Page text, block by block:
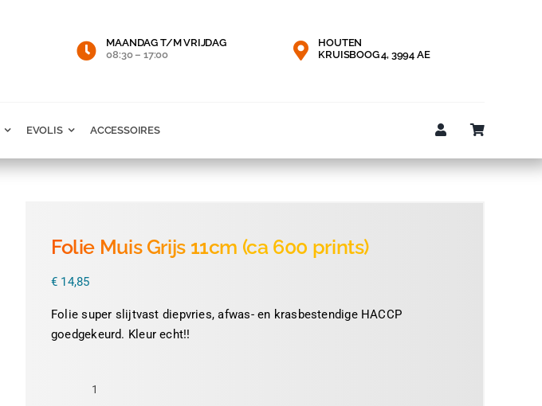
MAANDAG T/M VRIJDAG
08:30 – 17:00
HOUTEN
KRUISBOOG 4, 3994 AE
EVOLIS ACCESSOIRES
Folie Muis Grijs 11cm (ca 600 prints)
€ 14,85
Folie super slijtvast diepvries, afwas- en krasbestendige HACCP
goedgekeurd. Kleur echt!!
Folie